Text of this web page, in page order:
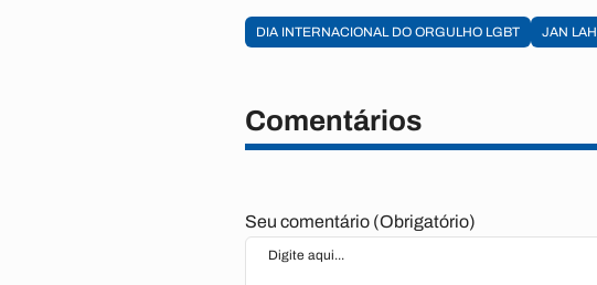
DIA INTERNACIONAL DO ORGULHO LGBT JAN
Comentários
Seu comentário (Obrigatório)